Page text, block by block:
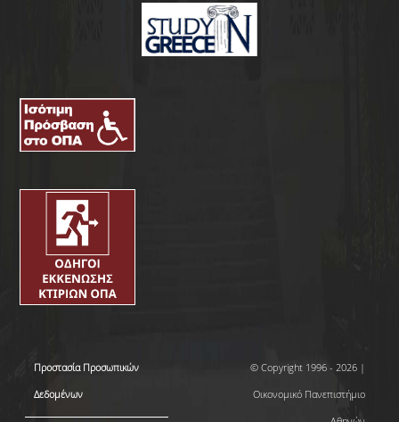
Προστασία Προσωπικών
Δεδομένων
© Copyright 1996 - 2026 |
Οικονομικό Πανεπιστήμιο